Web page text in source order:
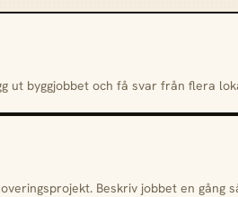
ut byggjobbet och få svar från flera
Beskriv jobbet en